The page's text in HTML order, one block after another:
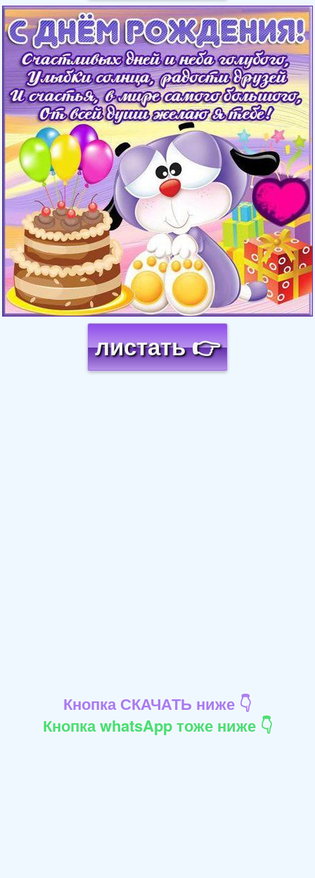
Загрузка картинки...
листать 👉
Кнопка СКАЧАТЬ ниже 👇
Кнопка whatsApp тоже ниже 👇